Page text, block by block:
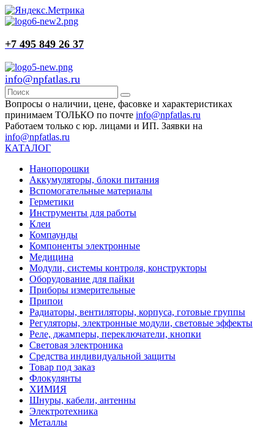
+7 495 849 26 37
info@npfatlas.ru
Вопросы о наличии, цене, фасовке и характеристиках
принимаем ТОЛЬКО по почте info@npfatlas.ru
Работаем только с юр. лицами и ИП. Заявки на
info@npfatlas.ru
КАТАЛОГ
Нанопорошки
Аккумуляторы, блоки питания
Вспомогательные материалы
Герметики
Инструменты для работы
Клеи
Компаунды
Компоненты электронные
Медицина
Модули, системы контроля, конструкторы
Оборудование для пайки
Приборы измерительные
Припои
Радиаторы, вентиляторы, корпуса, готовые группы
Регуляторы, электронные модули, световые эффекты
Реле, джамперы, переключатели, кнопки
Световая электроника
Средства индивидуальной защиты
Товар под заказ
Флокулянты
ХИМИЯ
Шнуры, кабели, антенны
Электротехника
Металлы